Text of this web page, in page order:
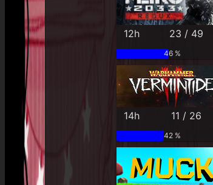
12h 23 / 49
46 %
14h 11 / 26
42 %